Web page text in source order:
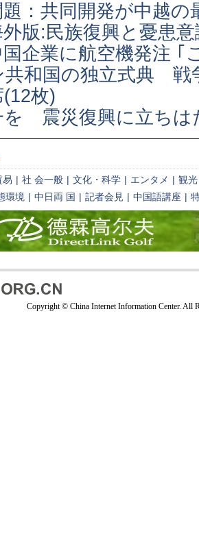
：共同開発が中越の
版:民族復興と憂患意
企業に航空機発注 ｢
共和国の独立式典 戦
枚)
を 震災復興に立ちは
易 | 社 会一般 | 文化・科学 | エンタメ | 観光
環境 | 中日両 国 | 記者会見 | 中国語講座 |